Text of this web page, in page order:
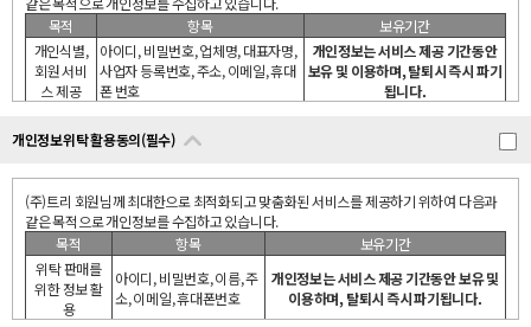
제2조(정의)
① “몰”이란 (주)트리 회사가 재화 또는 용역(이하 “재화 등”이라 함)을 이용자에게 제공
하기 위하여 컴퓨터 등 정보통신설비를 이용하여 재화 등을 거래할 수 있도록 설정한 가
상의 영업장을 말하며, 아울러 사이버몰을 운영하는 사업자의 의미로도 사용합니다.
② “이용자”란 “몰”에 접속하여 이 약관에 따라 “몰”이 제공하는 서비스를 받는 회원 및
비회원을 말합니다.
이용할 수 있는 자를 말합니다.
④ ‘비회원’이라 함은 회원에 가입하지 않고 “몰”이 제공하는 서비스를 이용하는 자를 말
합니다.
제3조 (약관 등의 명시와 설명 및 개정)
목적
항목
보유기간
개인식별,
회원 서비
스 제공
아이디, 비밀번호, 업체명, 대표자명,
사업자 등록번호, 주소, 이메일, 휴대
폰 번호
개인정보는 서비스 제공 기간동안
보유 및 이용하며, 탈퇴시 즉시 파기
됩니다.
습니다.
(주)트리 회원님께 최대한으로 최적화되고 맞춤화된 서비스를 제공하기 위하여 다음과
같은 목적으로 개인정보를 수집하고 있습니다.
<수집목적>
대량 견적 문의 서비스 이용
<수집항목>
작성자이름,비밀번호,이메일
<보유기간>
개인정보는 서비스 제공기간동안 보유 및 이용하며, 탈퇴시 즉시 파기됩니다.
* 개인정보 수집 이용을 거부할 권리가 있습니다. 단, 거부 시 서비스를 이용하실 수 없습
개인정보위탁 활용동의(필수)
(주)트리 회원님께 최대한으로 최적화되고 맞춤화된 서비스를 제공하기 위하여 다음과
같은 목적으로 개인정보를 수집하고 있습니다.
목적
항목
보유기간
위탁 판매를
위한 정보 활
용
아이디, 비밀번호, 이름, 주
소, 이메일, 휴대폰번호
개인정보는 서비스 제공 기간동안 보유 및
이용하며, 탈퇴시 즉시 파기됩니다.